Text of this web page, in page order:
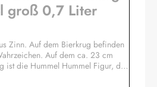
groß 0,7 Liter
Zinn. Auf dem Bierkrug befinden
Auf dem ca. 23 cm
ist die Hummel Hummel Figur, das